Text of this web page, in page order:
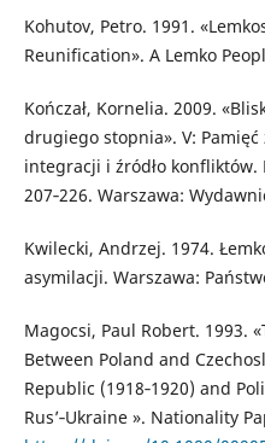
Kohutov, Petro. 1991.
Reunification». A Lemko
Kończał, Kornelia. 2009.
drugiego stopnia». V:
integracji i źródło konfliktów.
207‑226. Warszawa:
Kwilecki, Andrzej. 1974.
asymilacji. Warszawa:
Magocsi, Paul Robert. 1993.
Between Poland and
Republic (1918‑1920) and
Rus’‑Ukraine ». Nationality